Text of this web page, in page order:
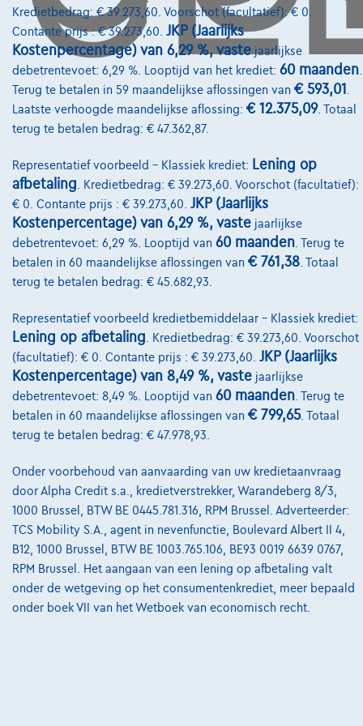
Kredietbedrag: € 39.273,60. Voorschot (facultatief): € 0.
Contante prijs : € 39.273,60. JKP (Jaarlijks
Kostenpercentage) van 6,29 %, vastejaarlijkse
debetrentevoet: 6,29 %. Looptijd van het krediet: 60 maanden.
Terug te betalen in 59 maandelijkse aflossingen van € 593,01 .
Laatste verhoogde maandelijkse aflossing: € 12.375,09. Totaal
terug te betalen bedrag: € 47.362,87.
Representatief voorbeeld – Klassiek krediet: Lening op
afbetaling. Kredietbedrag: € 39.273,60. Voorschot (facultatief):
€ 0. Contante prijs : € 39.273,60. JKP (Jaarlijks
Kostenpercentage) van 6,29 %, vaste jaarlijkse
debetrentevoet: 6,29 %. Looptijd van 60 maanden. Terug te
betalen in 60 maandelijkse aflossingen van € 761,38. Totaal
terug te betalen bedrag: € 45.682,93.
Representatief voorbeeld kredietbemiddelaar – Klassiek krediet:
Lening op afbetaling . Kredietbedrag: € 39.273,60. Voorschot
(facultatief): € 0. Contante prijs : € 39.273,60. JKP (Jaarlijks
Kostenpercentage) van 8,49 %, vaste jaarlijkse
debetrentevoet: 8,49 %. Looptijd van 60 maanden . Terug te
betalen in 60 maandelijkse aflossingen van € 799,65. Totaal
terug te betalen bedrag: € 47.978,93.
Onder voorbehoud van aanvaarding van uw kredietaanvraag
door Alpha Credit s.a., kredietverstrekker, Warandeberg 8/3,
1000 Brussel, BTW BE 0445.781.316, RPM Brussel. Adverteerder:
TCS Mobility S.A., agent in nevenfunctie, Boulevard Albert II 4,
B12, 1000 Brussel, BTW BE 1003.765.106, BE93 0019 6639 0767,
RPM Brussel. Het aangaan van een lening op afbetaling valt
onder de wetgeving op het consumentenkrediet, meer bepaald
onder boek VII van het Wetboek van economisch recht.
Diensten & Oplossingen
Pechverhelping verzekering
Financiering
Autoverzekering
Lease en persoonlijke lease
Over Ons
Word klant
Wie zijn we
Kwaliteitscharter
Onze dealers
Onze partners
Onze team
Contact
@2024 TCS Mobility SA/NV Copyright
Algemene Voorwaarden
Bijstandsvoorwaarden
Cookiebeleid